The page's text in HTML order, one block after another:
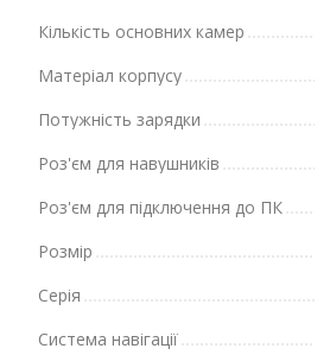
Кількість основних камер
Матеріал корпусу
Потужність зарядки
Роз'єм для навушників
Роз'єм для підключення до ПК
Розмір
Серія
Система навігації